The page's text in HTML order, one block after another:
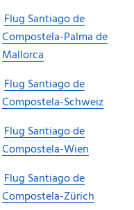
Flug Santiago de
Compostela-Palma de
Mallorca
Flug Santiago de
Compostela-Schweiz
Flug Santiago de
Compostela-Wien
Flug Santiago de
Compostela-Zürich